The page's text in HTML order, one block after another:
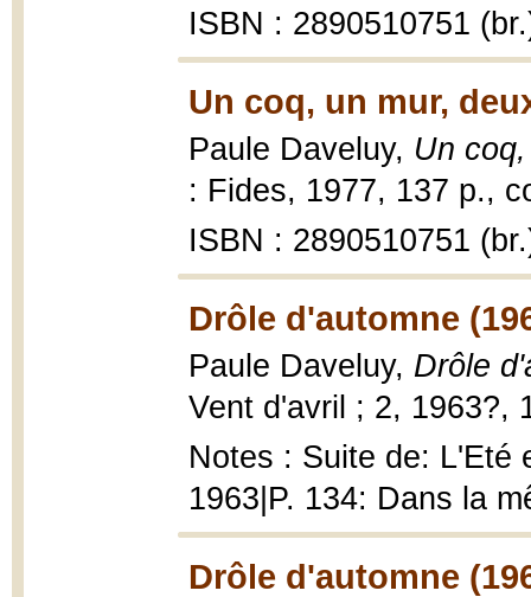
ISBN : 2890510751
Un coq, un mur,
Paule Daveluy, Un
: Fides, 1977, 137 p.,
ISBN : 2890510751
Drôle d'automne
Paule Daveluy, Drôle
Vent d'avril ; 2, 1963?,
Notes : Suite de: L'Eté
1963|P. 134: Dans la
Drôle d'automne